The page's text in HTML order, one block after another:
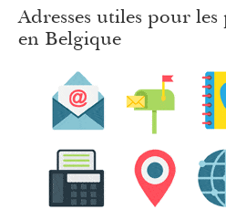
Adresses utiles pour les
en Belgique